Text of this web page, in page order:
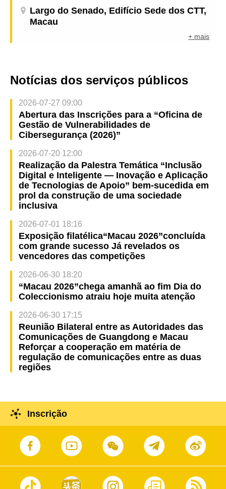
Largo do Senado, Edifício Sede dos CTT,
Macau
+ mais
Notícias dos serviços públicos
2026-07-27 09:00
Abertura das Inscrições para a “Oficina de
Gestão de Vulnerabilidades de
Cibersegurança (2026)”
2026-07-20 12:00
Realização da Palestra Temática “Inclusão
Digital e Inteligente — Inovação e Aplicação
de Tecnologias de Apoio” bem-sucedida em
prol da construção de uma sociedade
inclusiva
2026-07-01 18:16
Exposição filatélica“Macau 2026”concluída
com grande sucesso Já revelados os
vencedores das competições
2026-06-30 18:20
“Macau 2026”chega amanhã ao fim Dia do
Coleccionismo atraiu hoje muita atenção
2026-06-30 17:15
Reunião Bilateral entre as Autoridades das
Comunicações de Guangdong e Macau
Reforçar a cooperação em matéria de
regulação de comunicações entre as duas
regiões
Inscrição